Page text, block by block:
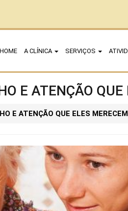
HOME A CLÍNICA SERVIÇOS
E ATENÇÃO QUE
E ATENÇÃO QUE ELES MERECEM